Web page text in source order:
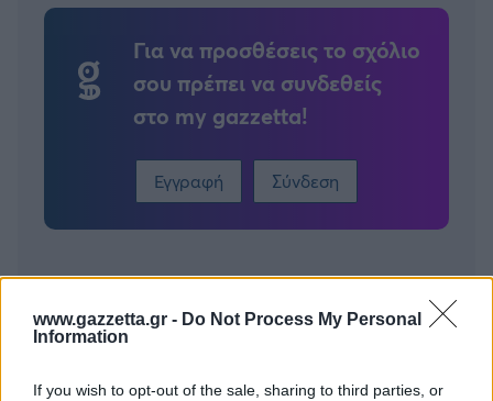
www.gazzetta.gr - Do Not Process My Personal
Information
If you wish to opt-out of the sale, sharing to third parties, or
Για να προσθέσεις το σχόλιο
σου πρέπει να συνδεθείς
στο my gazzetta!
Εγγραφή Σύνδεση